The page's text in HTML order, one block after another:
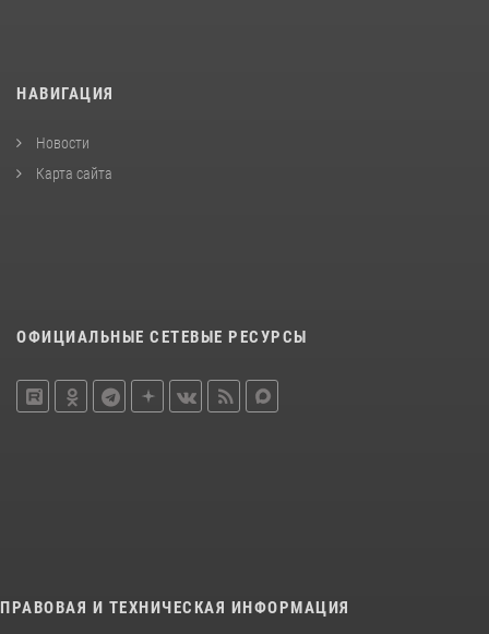
НАВИГАЦИЯ
Новости
Карта сайта
ОФИЦИАЛЬНЫЕ СЕТЕВЫЕ РЕСУРСЫ
ПРАВОВАЯ И ТЕХНИЧЕСКАЯ ИНФОРМАЦИЯ